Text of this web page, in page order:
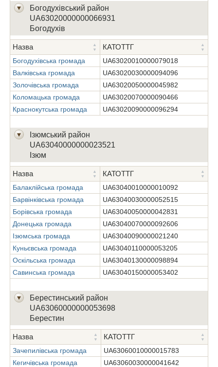
Богодухівський район
UA63020000000066931
Богодухів
Назва КАТОТТГ
Богодухівська громада
UA63020010000079018
Валківська громада
UA63020030000094096
Золочівська громада
UA63020050000045982
Коломацька громада
UA63020070000090466
Краснокутська громада
UA63020090000096294
Ізюмський район
UA63040000000023521
Ізюм
Назва КАТОТТГ
Балаклійська громада
UA63040010000010092
Барвінківська громада
UA63040030000052515
Борівська громада
UA63040050000042831
Донецька громада
UA63040070000092606
Ізюмська громада
UA63040090000021240
Куньєвська громада
UA63040110000053205
Оскільська громада
UA63040130000098894
Савинська громада
UA63040150000053402
Берестинський район
UA63060000000053698
Берестин
Назва КАТОТТГ
Зачепилівська громада
UA63060010000015783
Кегичівська громада
UA63060030000041642